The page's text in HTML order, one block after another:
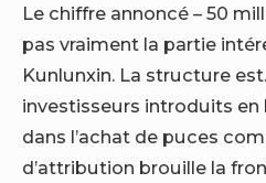
Le chiffre annoncé – 50
pas vraiment la partie
Kunlunxin. La structure
investisseurs introduits en
dans l’achat de puces
d’attribution brouille la